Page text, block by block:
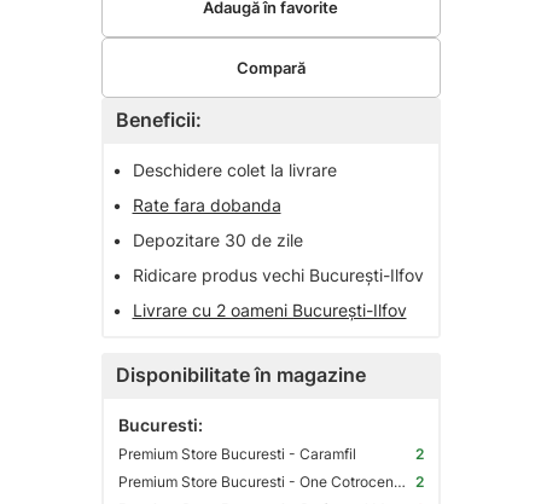
Beneficii:
•
Deschidere colet la livrare
•
Rate fara dobanda
•
Depozitare 30 de zile
•
Ridicare produs vechi București-Ilfov
•
Livrare cu 2 oameni București-Ilfov
Disponibilitate în magazine
Bucuresti:
Premium Store Bucuresti - Caramfil
2
Premium Store Bucuresti - One Cotroceni Park 2
Adaugă în favorite
Compară